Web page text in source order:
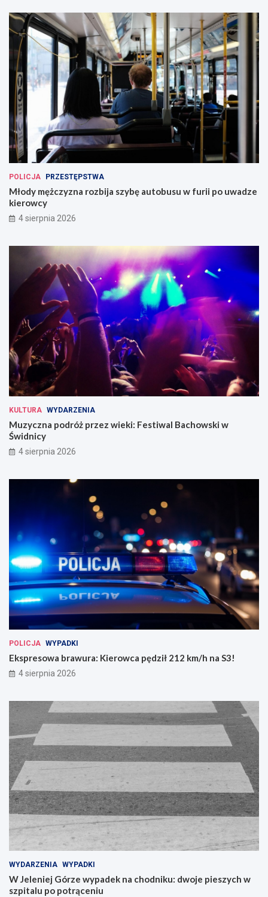
POLICJA PRZESTĘPSTWA
Młody mężczyzna rozbija szybę autobusu w furii po uwadze
kierowcy
4 sierpnia 2026
KULTURA WYDARZENIA
Muzyczna podróż przez wieki: Festiwal Bachowski w
Świdnicy
4 sierpnia 2026
POLICJA WYPADKI
Ekspresowa brawura: Kierowca pędził 212 km/h na S3!
4 sierpnia 2026
WYDARZENIA WYPADKI
W Jeleniej Górze wypadek na chodniku: dwoje pieszych w
szpitalu po potrąceniu